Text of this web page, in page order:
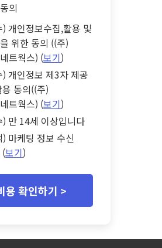
의
) 개인정보수집,활용 및
위한 동의 ((주)
트웍스) (보기)
) 개인정보 제3자 제공
동의((주)
트웍스) (보기)
) 만 14세 이상입니다
) 마케팅 정보 수신
(보기)
용 확인하기 >